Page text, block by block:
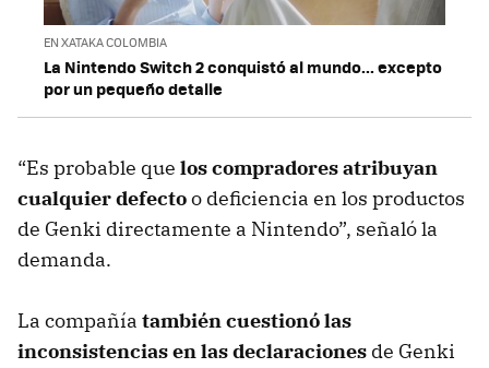
EN XATAKA COLOMBIA
La Nintendo Switch 2 conquistó al mundo... excepto
por un pequeño detalle
“Es probable que los compradores atribuyan
cualquier defectoo deficiencia en los productos
de Genki directamente a Nintendo”, señaló la
demanda.
La compañía también cuestionó las
inconsistencias en las declaraciones de Genki